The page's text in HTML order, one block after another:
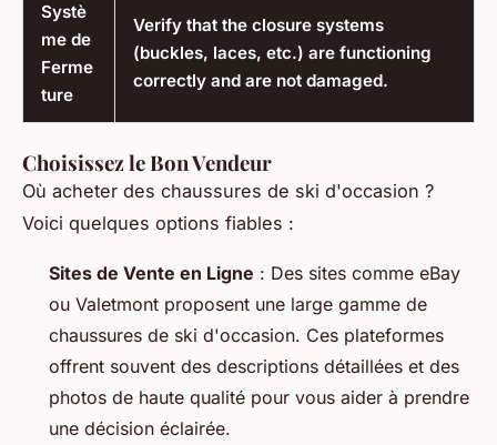
Systè
me de
Ferme
ture
Verify that the closure systems
(buckles, laces, etc.) are functioning
correctly and are not damaged.
Choisissez le Bon Vendeur
Où acheter des chaussures de ski d'occasion ?
Voici quelques options fiables :
Sites de Vente en Ligne : Des sites comme eBay
ou Valetmont proposent une large gamme de
chaussures de ski d'occasion. Ces plateformes
offrent souvent des descriptions détaillées et des
photos de haute qualité pour vous aider à prendre
une décision éclairée.